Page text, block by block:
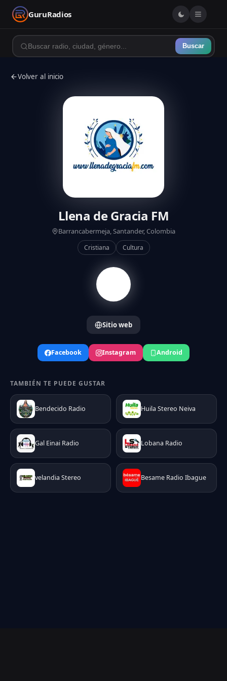
GuruRadios
Buscar
Volver al inicio
Llena de Gracia FM
Barrancabermeja, Santander, Colombia
Cristiana Cultura
Sitio web
Facebook Instagram Android
TAMBIÉN TE PUEDE GUSTAR
Bendecido Radio Huila Stereo Neiva
Gal Einai Radio Lobana Radio
velandia Stereo Besame Radio Ibague